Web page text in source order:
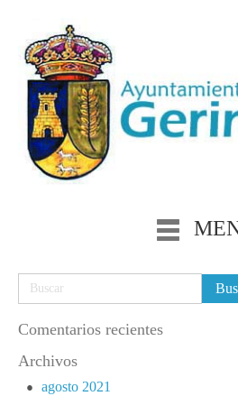
Comentarios recientes
Archivos
agosto 2021